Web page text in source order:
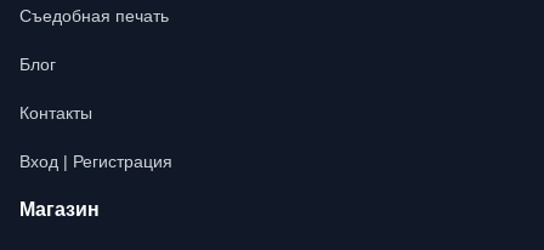
Съедобная печать
Блог
Контакты
Вход | Регистрация
Магазин